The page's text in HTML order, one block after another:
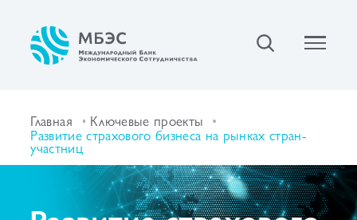
Главная Ключевые проекты
Развитие страхового бизнеса на рынках стран-
участниц